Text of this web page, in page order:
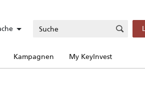
Kampagnen My KeyInvest